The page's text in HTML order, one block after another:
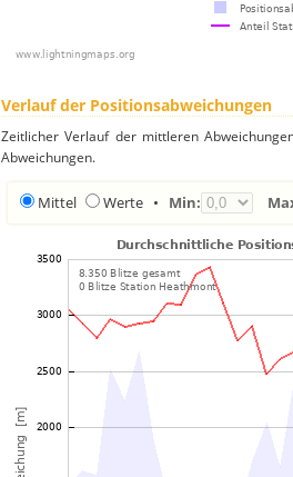
Verlauf der Positionsabweichungen
Zeitlicher Verlauf der mittleren
Abweichungen.
Mittel Werte • Min: